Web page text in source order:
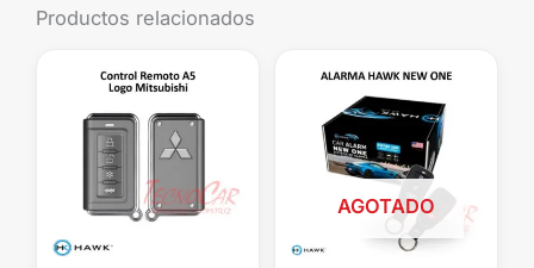
Productos relacionados
AGOTADO